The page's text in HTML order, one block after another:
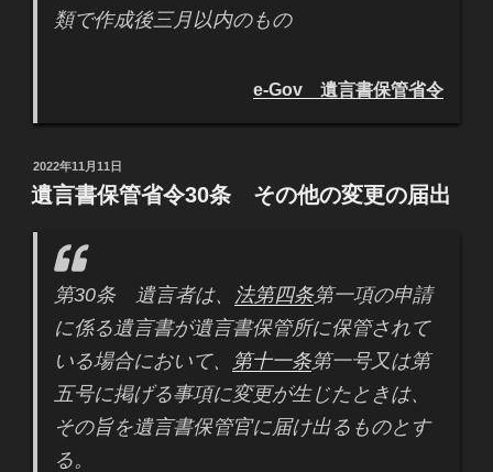
類で作成後三月以内のもの
e-Gov 遺言書保管省令
投
稿
日:
2022年11月11日
遺言書保管省令30条 その他の変更の届出
第30条 遺言者は、 法第四条第一項の申請
に係る遺言書が遺言書保管所に保管されて
いる場合において、
第十一条第一号又は第
五号に掲げる事項に変更が生じたときは、
その旨を遺言書保管官に届け出るものとす
る。